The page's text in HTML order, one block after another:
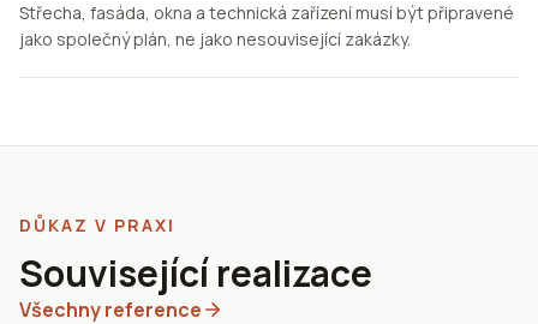
Střecha, fasáda, okna a technická zařízení musí být připravené
jako společný plán, ne jako nesouvisející zakázky.
DŮKAZ V PRAXI
Související realizace
Všechny reference